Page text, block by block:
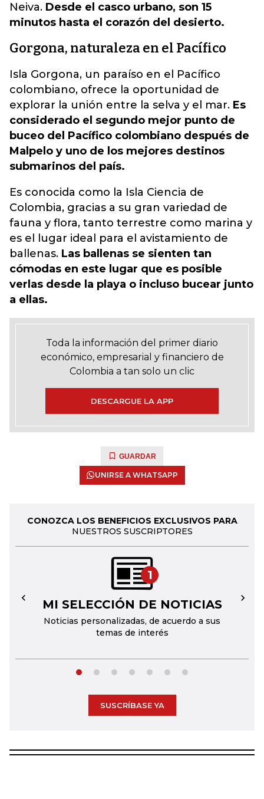
Neiva. Desde el casco urbano, son 15
minutos hasta el corazón del desierto.
Gorgona, naturaleza en el Pacífico
Isla Gorgona, un paraíso en el Pacífico
colombiano, ofrece la oportunidad de
explorar la unión entre la selva y el mar. Es
considerado el segundo mejor punto de
buceo del Pacífico colombiano después de
Malpelo y uno de los mejores destinos
submarinos del país.
Es conocida como la Isla Ciencia de
Colombia, gracias a su gran variedad de
fauna y flora, tanto terrestre como marina y
es el lugar ideal para el avistamiento de
ballenas. Las ballenas se sienten tan
cómodas en este lugar que es posible
verlas desde la playa o incluso bucear junto
a ellas.
Toda la información del primer diario
económico, empresarial y financiero de
Colombia a tan solo un clic
DESCARGUE LA APP
GUARDAR
UNIRSE A WHATSAPP
CONOZCA LOS BENEFICIOS EXCLUSIVOS PARA
NUESTROS SUSCRIPTORES
1
MI SELECCIÓN DE NOTICIAS
Noticias personalizadas, de acuerdo a sus
temas de interés
← →
SUSCRÍBASE YA